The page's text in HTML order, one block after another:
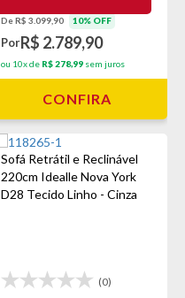
De R$ 3.099,90 10% OFF
PorR$ 2.789,90
ou 10x de R$ 278,99 sem juros
CONFIRA
Sofá Retrátil e Reclinável
220cm Idealle Nova York
D28 Tecido Linho - Cinza
(0)